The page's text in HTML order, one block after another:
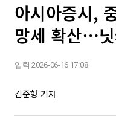
아시아증시,
망세 확산⋯
입력 2026-06-16 17:08
김준형 기자